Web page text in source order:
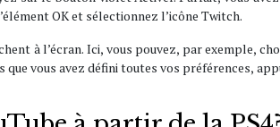
OK et sélectionnez l’icône Twitch.
à l’écran. Ici, vous pouvez, par exemple,
vous avez défini toutes vos préférences,